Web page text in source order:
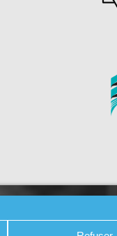
PHOTOS / WEB TV